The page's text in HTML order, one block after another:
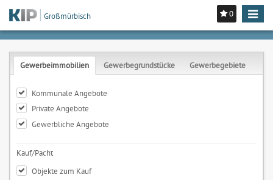
0
Toggle
Großmürbisch
Gewerbeimmobilien Gewerbegrundstücke Gewerbegebiete
Kommunale Angebote
Private Angebote
Gewerbliche Angebote
Kauf/Pacht
Objekte zum Kauf